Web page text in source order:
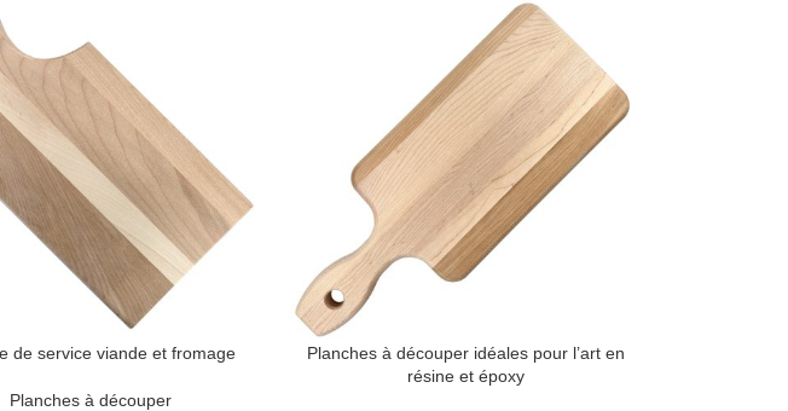
de service viande et fromage
Planches à découper
Planches à découper idéales pour l’art en
résine et époxy